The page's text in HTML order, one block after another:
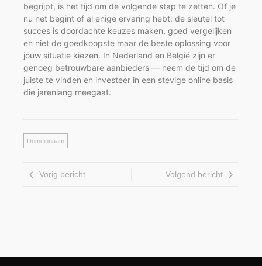
begrijpt, is het tijd om de volgende stap te zetten. Of je
nu net begint of al enige ervaring hebt: de sleutel tot
succes is doordachte keuzes maken, goed vergelijken
en niet de goedkoopste maar de beste oplossing voor
jouw situatie kiezen. In Nederland en België zijn er
genoeg betrouwbare aanbieders — neem de tijd om de
juiste te vinden en investeer in een stevige online basis
die jarenlang meegaat.
Domeinnaam
Vorig bericht Volgend bericht